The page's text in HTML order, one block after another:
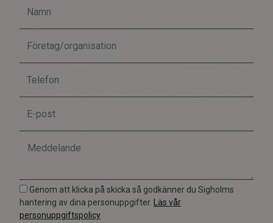
Genom att klicka på skicka så godkänner du Sigholms
hantering av dina personuppgifter. Läs vår
personuppgiftspolicy